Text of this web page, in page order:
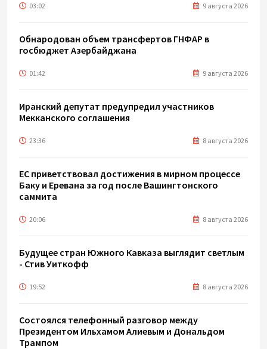
03:02 9 августа 2026
Обнародован объем трансфертов ГНФАР в
госбюджет Азербайджана
01:42 9 августа 2026
Иранский депутат предупредил участников
Мекканского соглашения
23:36 8 августа 2026
ЕС приветствовал достижения в мирном процессе
Баку и Еревана за год после Вашингтонского
саммита
20:06 8 августа 2026
Будущее стран Южного Кавказа выглядит светлым
- Стив Уиткофф
19:52 8 августа 2026
Состоялся телефонный разговор между
Президентом Ильхамом Алиевым и Дональдом
Трампом